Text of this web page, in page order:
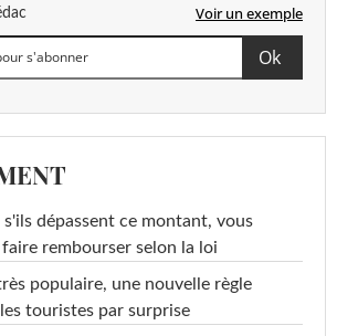
Voir un exemple
s'ils dépassent ce montant, vous
rembourser selon la loi
populaire, une nouvelle règle
touristes par surprise